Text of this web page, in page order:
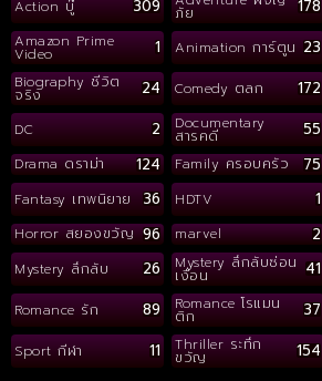
Action บู๊ 309 ภัย 178
Amazon Prime
Video 1 Animation การ์ตูน 23
Biography ชีวิต
จริง 24 Comedy ตลก 172
DC 2 Documentary
สารคดี 55
Drama ดราม่า 124 Family ครอบครัว 75
Fantasy เทพนิยาย 36 HDTV 1
Horror สยองขวัญ 96 marvel 2
Mystery ลึกลับ 26 Mystery ลึกลับซ่อน
เงื่อน 41
Romance รัก 89 Romance โรแมน
ติก 37
Sport กีฬา 11 Thriller ระทึก
ขวัญ 154